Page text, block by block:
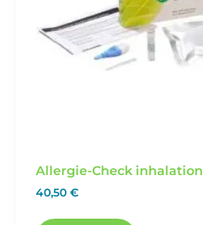
Allergie-Check inhalation
40,50 €